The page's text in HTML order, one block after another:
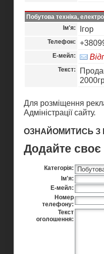
Побутова техніка,
Ім'я:
Ігор
Телефон:
Е-мейл:
Текст:
Для розміщення
Адміністрації сайту.
ОЗНАЙОМИТИСЬ
Додайте
Категорія:
Ім'я:
Е-мейл:
Номер
телефону:
Текст
оголошення: